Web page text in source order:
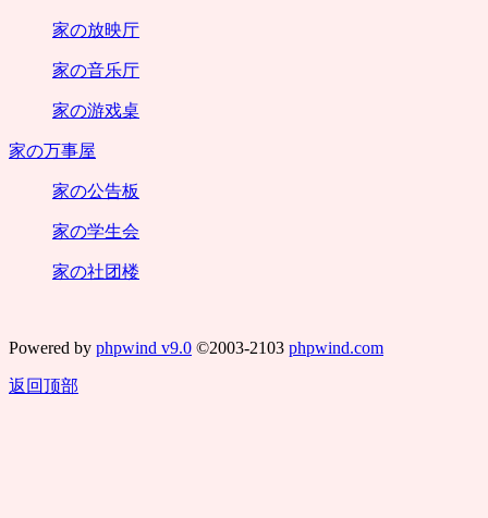
家の放映厅
家の音乐厅
家の游戏桌
家の万事屋
家の公告板
家の学生会
家の社团楼
Powered by phpwind v9.0 ©2003-2103 phpwind.com
返回顶部